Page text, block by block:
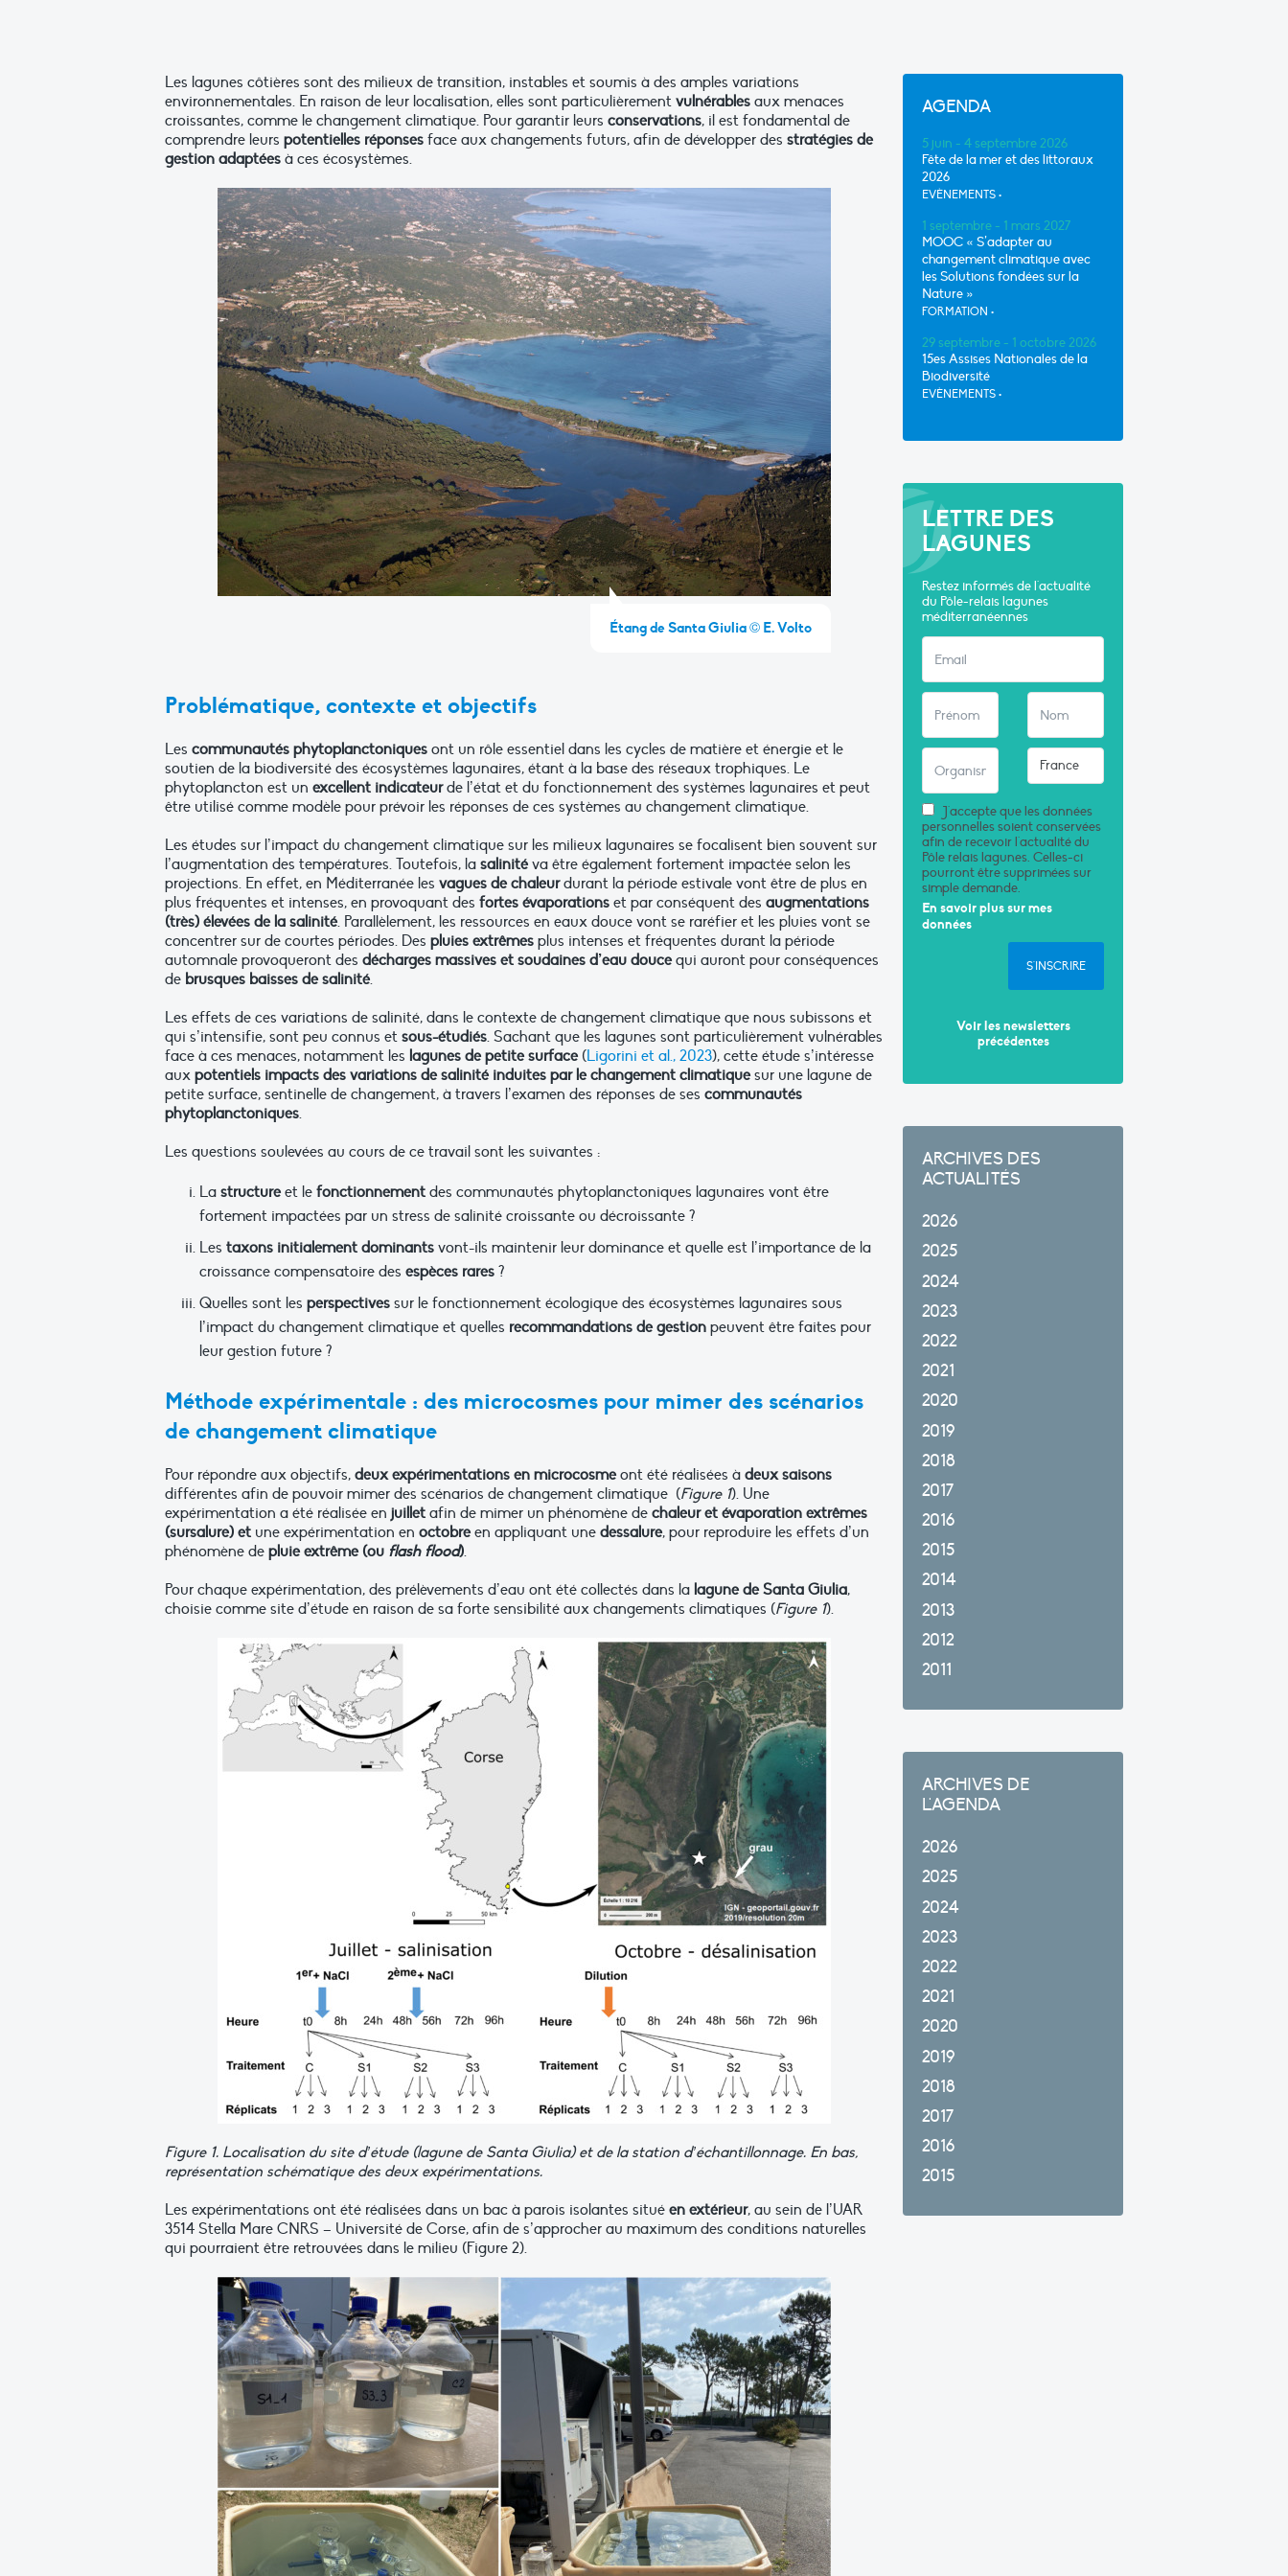
Les lagunes côtières sont des milieux de transition, instables et soumis à des amples variations
environnementales. En raison de leur localisation, elles sont particulièrement vulnérables aux menaces
croissantes, comme le changement climatique. Pour garantir leurs conservations, il est fondamental de
comprendre leurs potentielles réponses face aux changements futurs, afin de développer des stratégies de
gestion adaptées à ces écosystèmes.
Étang de Santa Giulia © E. Volto
Problématique, contexte et objectifs
Les communautés phytoplanctoniques ont un rôle essentiel dans les cycles de matière et énergie et le
soutien de la biodiversité des écosystèmes lagunaires, étant à la base des réseaux trophiques. Le
phytoplancton est un excellent indicateurde l’état et du fonctionnement des systèmes lagunaires et peut
être utilisé comme modèle pour prévoir les réponses de ces systèmes au changement climatique.
Les études sur l’impact du changement climatique sur les milieux lagunaires se focalisent bien souvent sur
l’augmentation des températures. Toutefois, la salinité va être également fortement impactée selon les
projections. En effet, en Méditerranée les vagues de chaleurdurant la période estivale vont être de plus en
plus fréquentes et intenses, en provoquant des fortes évaporations et par conséquent des augmentations
(très) élevées de la salinité. Parallèlement, les ressources en eaux douce vont se raréfier et les pluies vont se
concentrer sur de courtes périodes. Des pluies extrêmes plus intenses et fréquentes durant la période
automnale provoqueront des décharges massives et soudaines d’eau doucequi auront pour conséquences
de brusques baisses de salinité.
Les effets de ces variations de salinité, dans le contexte de changement climatique que nous subissons et
qui s’intensifie, sont peu connus et sous-étudiés. Sachant que les lagunes sont particulièrement vulnérables
face à ces menaces, notamment les lagunes de petite surface(Ligorini et al., 2023), cette étude s’intéresse
aux potentiels impacts des variations de salinité induites par le changement climatiquesur une lagune de
petite surface, sentinelle de changement, à travers l’examen des réponses de ses communautés
phytoplanctoniques.
Les questions soulevées au cours de ce travail sont les suivantes :
La structureet le fonctionnement des communautés phytoplanctoniques lagunaires vont être
fortement impactées par un stress de salinité croissante ou décroissante ?
Les taxons initialement dominants vont-ils maintenir leur dominance et quelle est l’importance de la
croissance compensatoire des espèces rares ?
Quelles sont les perspectives sur le fonctionnement écologique des écosystèmes lagunaires sous
l’impact du changement climatique et quelles recommandations de gestion peuvent être faites pour
leur gestion future ?
Méthode expérimentale : des microcosmes pour mimer des scénarios
de changement climatique
Pour répondre aux objectifs, deux expérimentations en microcosmeont été réalisées à deux saisons
différentes afin de pouvoir mimer des scénarios de changement climatique (Figure 1). Une
expérimentation a été réalisée en juillet afin de mimer un phénomène de chaleur et évaporation extrêmes
(sursalure) et une expérimentation en octobreen appliquant une dessalure, pour reproduire les effets d’un
phénomène de pluie extrême (ou flash flood).
Pour chaque expérimentation, des prélèvements d’eau ont été collectés dans la lagune de Santa Giulia,
choisie comme site d’étude en raison de sa forte sensibilité aux changements climatiques (Figure 1).
Figure 1. Localisation du site d’étude (lagune de Santa Giulia) et de la station d’échantillonnage. En bas,
représentation schématique des deux expérimentations.
Les expérimentations ont été réalisées dans un bac à parois isolantes situé en extérieur, au sein de l’UAR
3514 Stella Mare CNRS – Université de Corse, afin de s’approcher au maximum des conditions naturelles
qui pourraient être retrouvées dans le milieu (Figure 2).
AGENDA
5 juin - 4 septembre 2026
Fête de la mer et des littoraux
2026
EVÈNEMENTS •
1 septembre - 1 mars 2027
MOOC « S’adapter au
changement climatique avec
les Solutions fondées sur la
Nature »
FORMATION •
29 septembre - 1 octobre 2026
15es Assises Nationales de la
Biodiversité
EVÈNEMENTS •
LETTRE DES
LAGUNES
Restez informés de l'actualité
du Pôle-relais lagunes
méditerranéennes
J'accepte que les données
personnelles soient conservées
afin de recevoir l'actualité du
Pôle relais lagunes. Celles-ci
pourront être supprimées sur
simple demande.
En savoir plus sur mes
données
S'INSCRIRE
Voir les newsletters
précédentes
ARCHIVES DES
ACTUALITÉS
2026
2025
2024
2023
2022
2021
2020
2019
2018
2017
2016
2015
2014
2013
2012
2011
ARCHIVES DE
L'AGENDA
2026
2025
2024
2023
2022
2021
2020
2019
2018
2017
2016
2015